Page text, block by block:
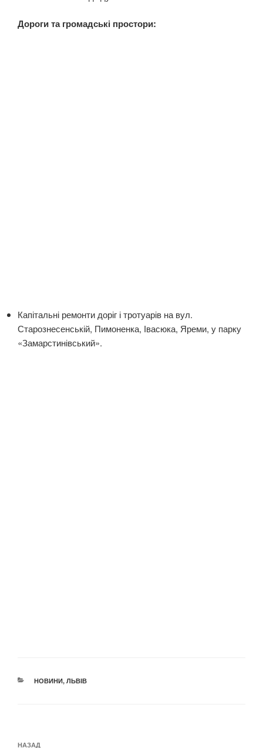
Дороги та громадські простори:
Капітальні ремонти доріг і тротуарів на вул.
Старознесенській, Пимоненка, Івасюка, Яреми, у парку
«Замарстинівський».
КАТЕГОРІЇ
НОВИНИ, ЛЬВІВ
НАЗАД